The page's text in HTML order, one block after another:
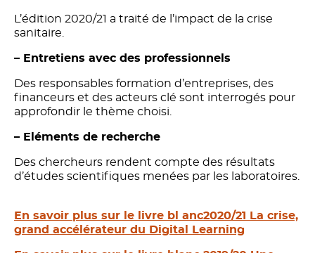
L’édition 2020/21 a traité de l’impact de la crise
sanitaire.
– Entretiens avec des professionnels
Des responsables formation d’entreprises, des
financeurs et des acteurs clé sont interrogés pour
approfondir le thème choisi.
– Eléments de recherche
Des chercheurs rendent compte des résultats
d’études scientifiques menées par les laboratoires.
En savoir plus sur le livre bl anc2020/21 La crise,
grand accélérateur du Digital Learning